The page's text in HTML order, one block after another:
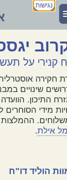
נגישות
קנירי על
שינויים
התיכון.
מידי
ההמלצות
אילת.
הוליד דו"ח